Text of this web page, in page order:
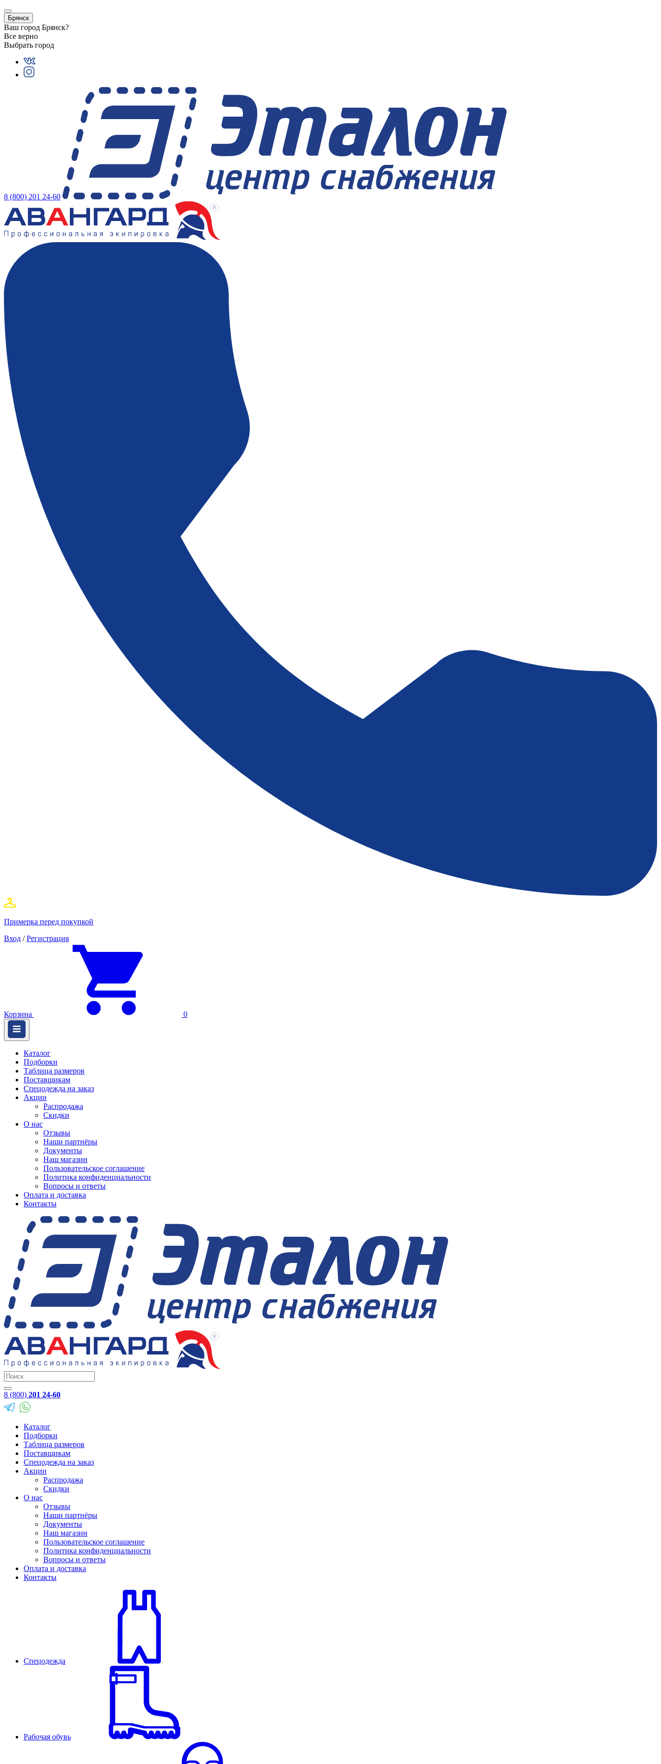
Брянск
Ваш город Брянск?
Все верно
Выбрать город
8 (800) 201 24-60
Примерка перед покупкой
Вход / Регистрация
Корзина 0
Каталог
Подборки
Таблица размеров
Поставщикам
Спецодежда на заказ
Акции
Распродажа
Скидки
О нас
Отзывы
Наши партнёры
Документы
Наш магазин
Пользовательское соглашение
Политика конфиденциальности
Вопросы и ответы
Оплата и доставка
Контакты
8 (800) 201 24-60
Каталог
Подборки
Таблица размеров
Поставщикам
Спецодежда на заказ
Акции
Распродажа
Скидки
О нас
Отзывы
Наши партнёры
Документы
Наш магазин
Пользовательское соглашение
Политика конфиденциальности
Вопросы и ответы
Оплата и доставка
Контакты
Спецодежда
Рабочая обувь